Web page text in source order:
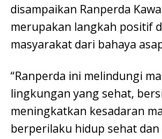
disampaikan Ranperda
merupakan langkah positif
masyarakat dari bahaya
“Ranperda ini melindungi
lingkungan yang sehat,
meningkatkan kesadaran
berperilaku hidup sehat dan